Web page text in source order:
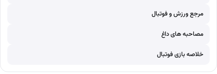
مرجع ورزش و فوتبال
مصاحبه های داغ
خلاصه بازی فوتبال